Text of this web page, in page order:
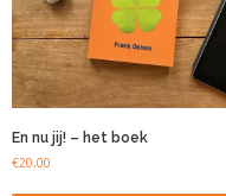
En nu jij! – het boek
€20,00